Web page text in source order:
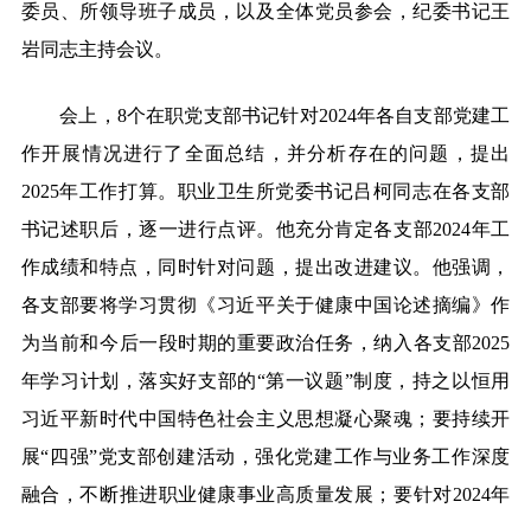
委员、所领导班子成员，以及全体党员参会，纪委书记王
岩同志主持会议。
会上， 8个在职党支部书记针对2024年各自支部党建工
作开展情况进行了全面总结，并分析存在的问题，提出
2025年工作打算。职业卫生所党委书记吕柯同志在各支部
书记述职后，逐一进行点评。他充分肯定各支部2024年工
作成绩和特点，同时针对问题，提出改进建议。他强调，
各支部要将学习贯彻《习近平关于健康中国论述摘编》作
为当前和今后一段时期的重要政治任务，纳入各支部2025
年学习计划，落实好支部的“第一议题”制度，持之以恒用
习近平新时代中国特色社会主义思想凝心聚魂；要持续开
展“四强”党支部创建活动，强化党建工作与业务工作深度
融合，不断推进职业健康事业高质量发展；要针对2024年